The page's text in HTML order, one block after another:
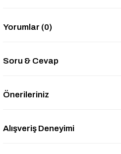
Yorumlar (0)
Soru & Cevap
Önerileriniz
Alışveriş Deneyimi